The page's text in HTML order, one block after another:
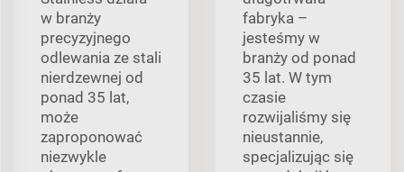
w branży
precyzyjnego
odlewania ze stali
nierdzewnej od
ponad 35 lat,
może
zaproponować
niezwykle
fabryka –
jesteśmy w
branży od ponad
35 lat. W tym
czasie
rozwijaliśmy się
nieustannie,
specjalizując się